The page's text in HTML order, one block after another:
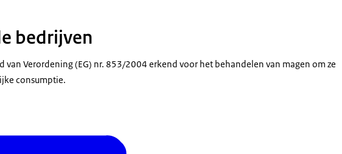
bedrijven
van Verordening (EG) nr. 853/2004 erkend voor het behandelen van magen om ze
consumptie.